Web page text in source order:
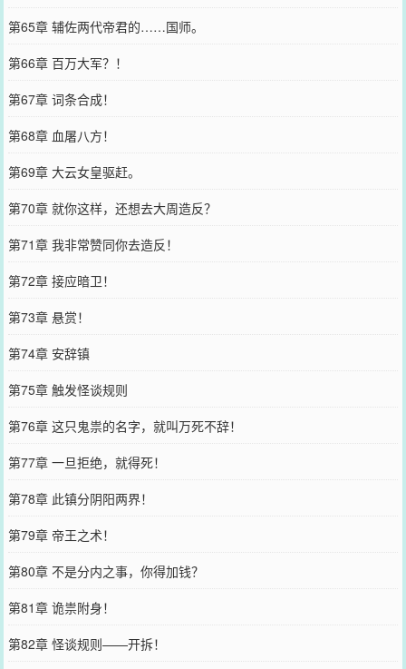
第65章 辅佐两代帝君的……国师。
第66章 百万大军？！
第67章 词条合成！
第68章 血屠八方！
第69章 大云女皇驱赶。
第70章 就你这样，还想去大周造反？
第71章 我非常赞同你去造反！
第72章 接应暗卫！
第73章 悬赏！
第74章 安辞镇
第75章 触发怪谈规则
第76章 这只鬼祟的名字，就叫万死不辞！
第77章 一旦拒绝，就得死！
第78章 此镇分阴阳两界！
第79章 帝王之术！
第80章 不是分内之事，你得加钱？
第81章 诡祟附身！
第82章 怪谈规则——开拆！